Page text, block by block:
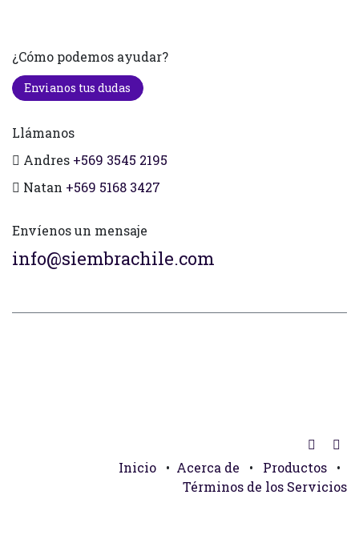
¿Cómo podemos ayudar?
Envianos tus dudas
Llámanos
Andres +569 3545 2195
Natan +569 5168 3427
Envíenos un mensaje
info@siembrachile.com
Inicio • Acerca de • Productos
•
Términos de los Servicios